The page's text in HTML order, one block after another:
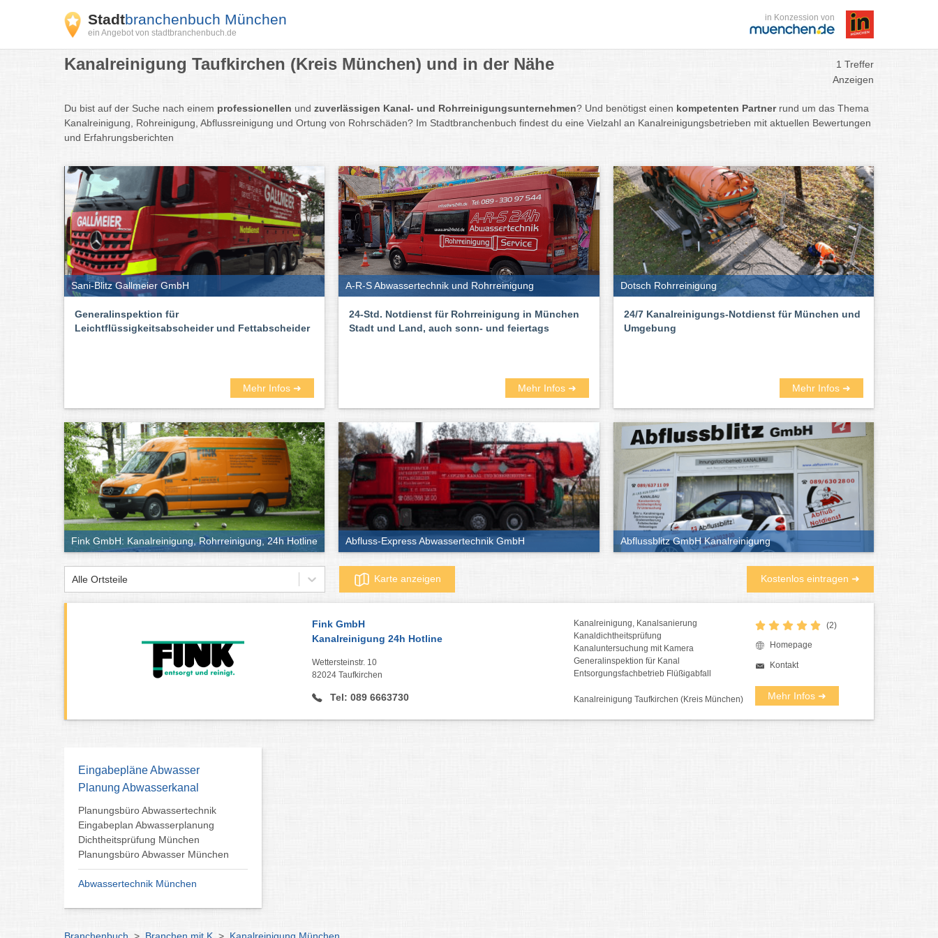
Stadtbranchenbuch München
ein Angebot von stadtbranchenbuch.de
in Konzession von
Kanalreinigung Taufkirchen (Kreis München) und in der Nähe
1 Treffer
Anzeigen
Du bist auf der Suche nach einem professionellen und zuverlässigen Kanal- und Rohrreinigungsunternehmen? Und benötigst einen kompetenten Partner rund um das Thema
Kanalreinigung, Rohreinigung, Abflussreinigung und Ortung von Rohrschäden? Im Stadtbranchenbuch findest du eine Vielzahl an Kanalreinigungsbetrieben mit aktuellen Bewertungen
und Erfahrungsberichten
Sani-Blitz Gallmeier GmbH
Generalinspektion für
Leichtflüssigkeitsabscheider und Fettabscheider
Mehr Infos ➜
A-R-S Abwassertechnik und Rohrreinigung
24-Std. Notdienst für Rohrreinigung in München
Stadt und Land, auch sonn- und feiertags
Mehr Infos ➜
Dotsch Rohrreinigung
24/7 Kanalreinigungs-Notdienst für München und
Umgebung
Mehr Infos ➜
Fink GmbH: Kanalreinigung, Rohrreinigung, 24h Hotline Abfluss-Express Abwassertechnik GmbH Abflussblitz GmbH Kanalreinigung
Alle Ortsteile Karte anzeigen Kostenlos eintragen ➜
Fink GmbH
Kanalreinigung 24h Hotline
Wettersteinstr. 10
82024 Taufkirchen
Tel: 089 6663730
Kanalreinigung, Kanalsanierung
Kanaldichtheitsprüfung
Kanaluntersuchung mit Kamera
Generalinspektion für Kanal
Entsorgungsfachbetrieb Flüßigabfall
Kanalreinigung Taufkirchen (Kreis München)
(2)
Homepage
Kontakt
Mehr Infos ➜
Eingabepläne Abwasser
Planung Abwasserkanal
Planungsbüro Abwassertechnik
Eingabeplan Abwasserplanung
Dichtheitsprüfung München
Planungsbüro Abwasser München
Abwassertechnik München